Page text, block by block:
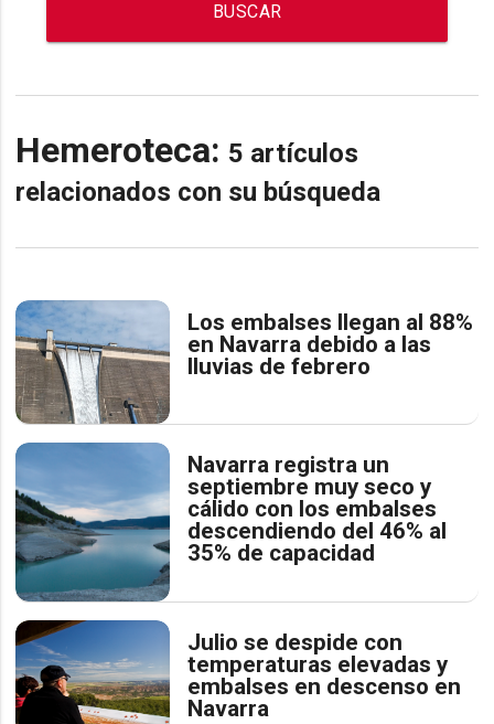
BUSCAR
Hemeroteca: 5 artículos
relacionados con su búsqueda
Los embalses llegan al 88%
en Navarra debido a las
lluvias de febrero
Navarra registra un
septiembre muy seco y
cálido con los embalses
descendiendo del 46% al
35% de capacidad
Julio se despide con
temperaturas elevadas y
embalses en descenso en
Navarra